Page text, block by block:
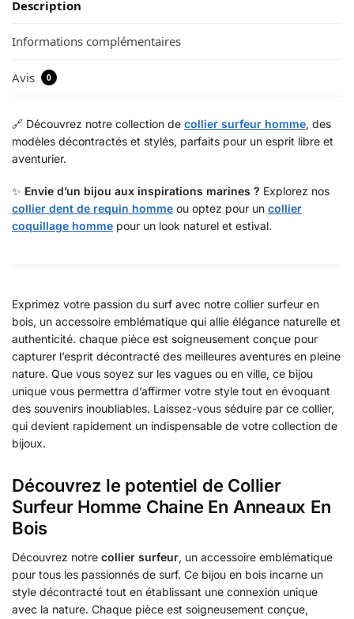
Description
Informations complémentaires
Avis 0
🔗 Découvrez notre collection de collier surfeur homme, des
modèles décontractés et stylés, parfaits pour un esprit libre et
aventurier.
✨ Envie d’un bijou aux inspirations marines ? Explorez nos
collier dent de requin homme ou optez pour un collier
coquillage homme pour un look naturel et estival.
Exprimez votre passion du surf avec notre collier surfeur en
bois, un accessoire emblématique qui allie élégance naturelle et
authenticité. chaque pièce est soigneusement conçue pour
capturer l’esprit décontracté des meilleures aventures en pleine
nature. Que vous soyez sur les vagues ou en ville, ce bijou
unique vous permettra d’affirmer votre style tout en évoquant
des souvenirs inoubliables. Laissez-vous séduire par ce collier,
qui devient rapidement un indispensable de votre collection de
bijoux.
Découvrez le potentiel de Collier
Surfeur Homme Chaine En Anneaux En
Bois
Découvrez notre collier surfeur, un accessoire emblématique
pour tous les passionnés de surf. Ce bijou en bois incarne un
style décontracté tout en établissant une connexion unique
avec la nature. Chaque pièce est soigneusement conçue,